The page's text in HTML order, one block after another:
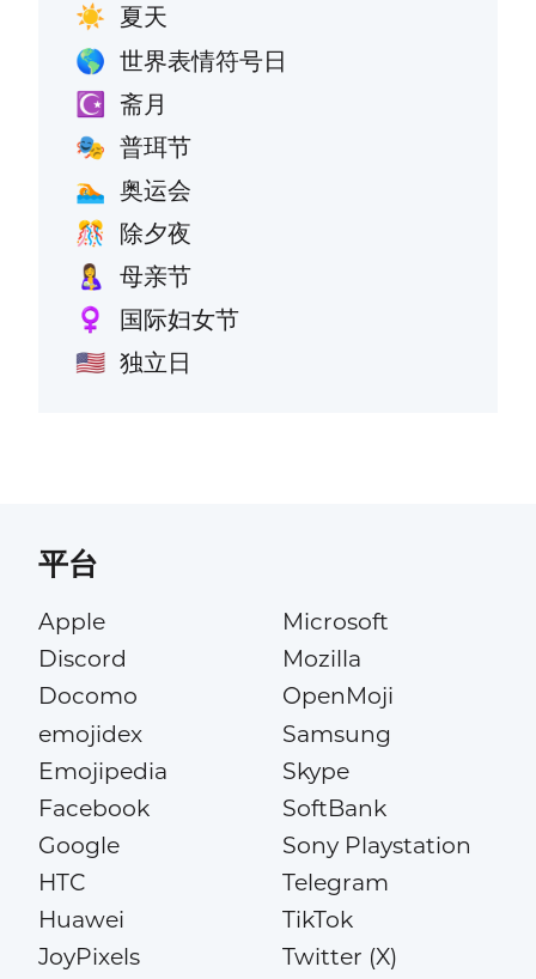
☀️ 夏天
🌎 世界表情符号日
☪️ 斋月
🎭 普珥节
🏊 奥运会
🎊 除夕夜
🤱 母亲节
♀️ 国际妇女节
🇺🇸 独立日
平台
Apple
Discord
Docomo
emojidex
Emojipedia
Facebook
Google
HTC
Huawei
JoyPixels
Microsoft
Mozilla
OpenMoji
Samsung
Skype
SoftBank
Sony Playstation
Telegram
TikTok
Twitter (X)